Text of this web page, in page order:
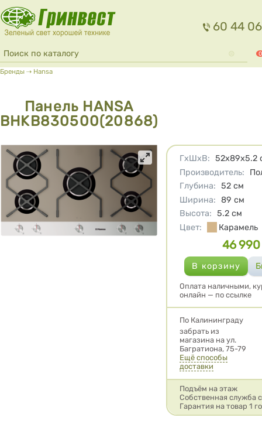
Перейти к основному содержанию
60 44 06
Форма поиска
Поиск 0
Вы здесь
Бренды ⇢ Hansa
Панель HANSA
BHKB830500(20868)
Характеристики
ГхШхВ: 52х89х5.2
Производитель:
Глубина: 52 см
Ширина: 89 см
Высота: 5.2 см
Цвет:
Карамель
Цена
46 990
Оплата наличными,
онлайн — по ссылке
Условия доставки
По Калининграду
забрать из
магазина на ул.
Багратиона, 75-79
Ещё способы
доставки
Подъём на этаж
Собственная служба
Гарантия на товар 1